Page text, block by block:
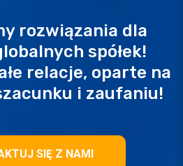
rozwiązania dla
spółek!
relacje, oparte na
i zaufaniu!
SIĘ Z NAMI